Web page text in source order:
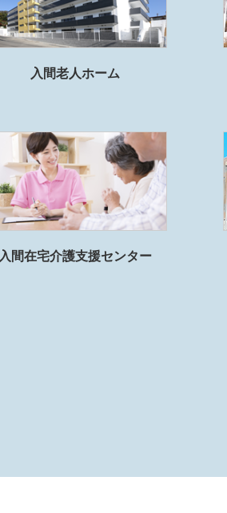
入間老人ホーム
入間在宅介護支援センター